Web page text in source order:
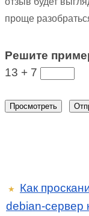
проще
Решите
13 + 7
★
Как
debian-сервер